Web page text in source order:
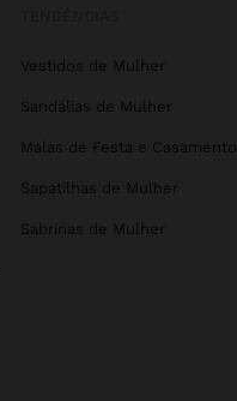
Vestidos de Mulher
Sandálias de Mulher
Malas de Festa e Casamento
Sapatilhas de Mulher
Sabrinas de Mulher